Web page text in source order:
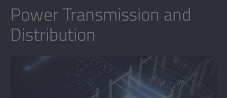
Power Transmission and
Distribution